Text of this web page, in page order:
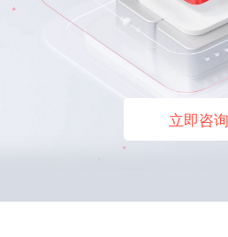
立即咨询